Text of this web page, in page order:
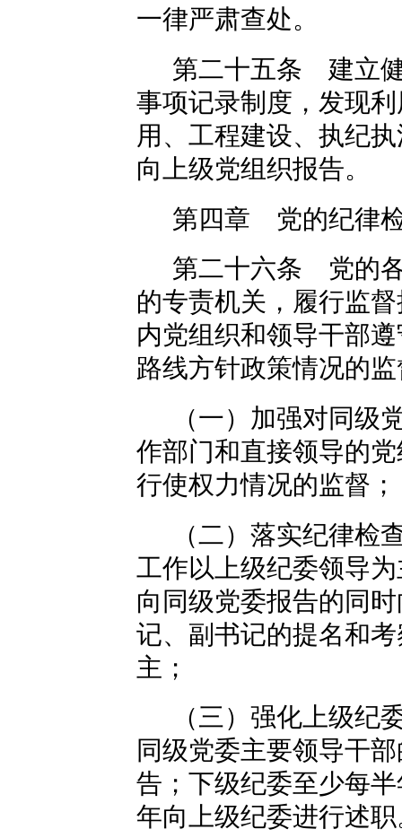
一律严肃查处。
第二十五条 建立
事项记录制度，发现
用、工程建设、执纪
向上级党组织报告。
第四章 党的纪律
第二十六条 党的
的专责机关，履行监
内党组织和领导干部
路线方针政策情况的
（一）加强对同级
作部门和直接领导的
行使权力情况的监督；
（二）落实纪律检
工作以上级纪委领导
向同级党委报告的同
记、副书记的提名和
主；
（三）强化上级纪
同级党委主要领导干
告；下级纪委至少每
年向上级纪委进行述